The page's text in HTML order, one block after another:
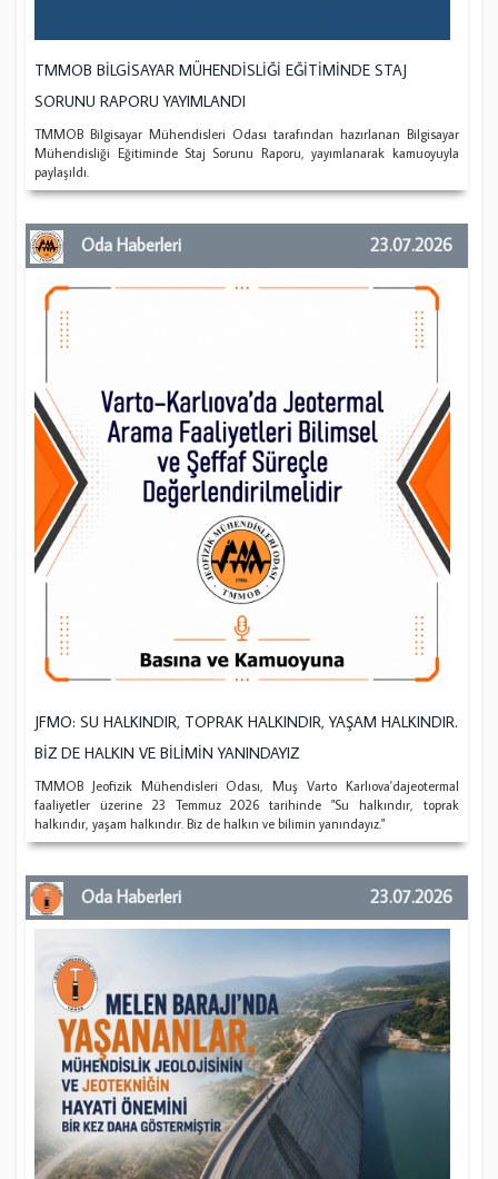
TMMOB BİLGİSAYAR MÜHENDİSLİĞİ EĞİTİMİNDE STAJ
SORUNU RAPORU YAYIMLANDI
TMMOB Bilgisayar Mühendisleri Odası tarafından hazırlanan Bilgisayar
Mühendisliği Eğitiminde Staj Sorunu Raporu, yayımlanarak kamuoyuyla
paylaşıldı.
Oda Haberleri 23.07.2026
JFMO: SU HALKINDIR, TOPRAK HALKINDIR, YAŞAM HALKINDIR.
BİZ DE HALKIN VE BİLİMİN YANINDAYIZ
TMMOB Jeofizik Mühendisleri Odası, Muş Varto Karlıova'dajeotermal
faaliyetler üzerine 23 Temmuz 2026 tarihinde "Su halkındır, toprak
halkındır, yaşam halkındır. Biz de halkın ve bilimin yanındayız."
Oda Haberleri 23.07.2026